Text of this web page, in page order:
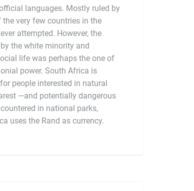
languages. Mostly ruled by
very few countries in the
attempted. However, the
the white minority and
life was perhaps the one of
power. South Africa is
people interested in natural
uses the Rand as currency.